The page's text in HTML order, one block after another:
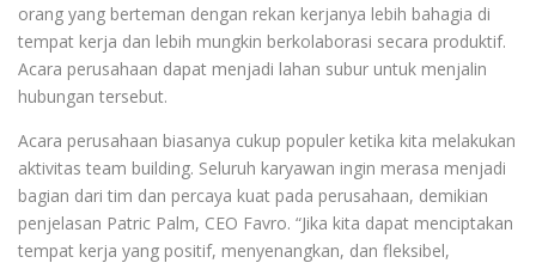
orang yang berteman dengan rekan kerjanya lebih bahagia di
tempat kerja dan lebih mungkin berkolaborasi secara produktif.
Acara perusahaan dapat menjadi lahan subur untuk menjalin
hubungan tersebut.
Acara perusahaan biasanya cukup populer ketika kita melakukan
aktivitas team building. Seluruh karyawan ingin merasa menjadi
bagian dari tim dan percaya kuat pada perusahaan, demikian
penjelasan Patric Palm, CEO Favro. “Jika kita dapat menciptakan
tempat kerja yang positif, menyenangkan, dan fleksibel,